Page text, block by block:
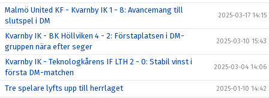
Malmö United KF - Kvarnby IK 1 - 8: Avancemang till
slutspel i DM
2025-03-17 14:15
Kvarnby IK - BK Höllviken 4 - 2: Förstaplatsen i DM-
gruppen nära efter seger
2025-03-10 15:43
Kvarnby IK - Teknologkårens IF LTH 2 - 0: Stabil vinst i
första DM-matchen
2025-03-04 14:06
Tre spelare lyfts upp till herrlaget 2025-01-10 14:42